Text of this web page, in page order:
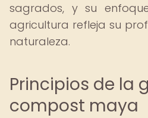
sagrados, y su
agricultura refleja su
naturaleza.
Principios de la
compost maya